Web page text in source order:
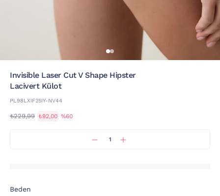
Invisible Laser Cut V Shape Hipster
Lacivert Külot
PL98LXIF25IY-NV44
₺229,99 ₺92,00 %60
Beden